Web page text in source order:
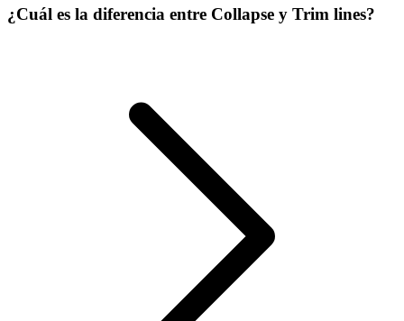
¿Cuál es la diferencia entre Collapse y Trim lines?